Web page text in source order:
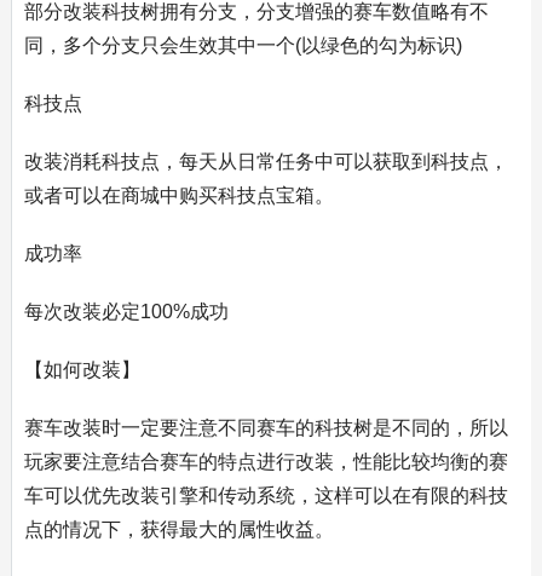
部分改装科技树拥有分支，分支增强的赛车数值略有不
同，多个分支只会生效其中一个(以绿色的勾为标识)
科技点
改装消耗科技点，每天从日常任务中可以获取到科技点，
或者可以在商城中购买科技点宝箱。
成功率
每次改装必定100%成功
【如何改装】
赛车改装时一定要注意不同赛车的科技树是不同的，所以
玩家要注意结合赛车的特点进行改装，性能比较均衡的赛
车可以优先改装引擎和传动系统，这样可以在有限的科技
点的情况下，获得最大的属性收益。